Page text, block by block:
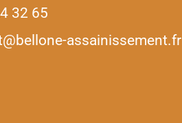
32 65
assainissement.fr